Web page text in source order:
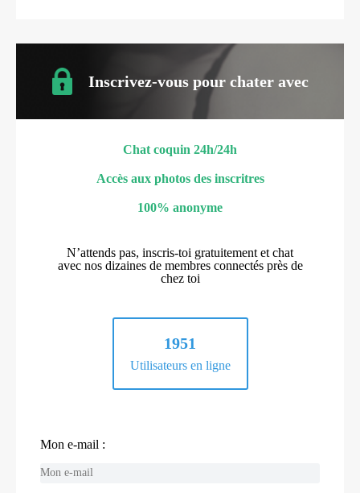
Inscrivez-vous pour chater avec
Chat coquin 24h/24h
Accès aux photos des inscritres
100% anonyme
N’attends pas, inscris-toi gratuitement et chat
avec nos dizaines de membres connectés près de
chez toi
1951
Utilisateurs en ligne
Mon e-mail :